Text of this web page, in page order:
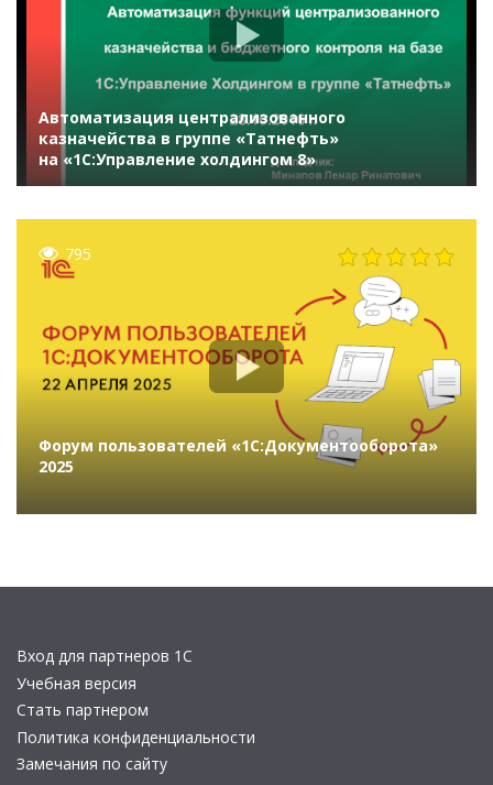
Автоматизация централизованного
казначейства в группе «Татнефть»
на «1С:Управление холдингом 8»
795
Форум пользователей «1С:Документооборота»
2025
Вход для партнеров 1С
Учебная версия
Стать партнером
Политика конфиденциальности
Замечания по сайту